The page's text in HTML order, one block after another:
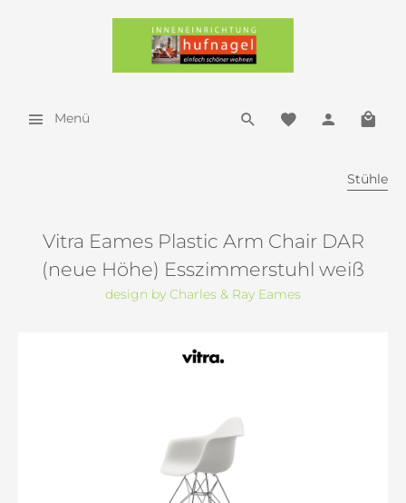
Menü
Stühle
Vitra Eames Plastic Arm Chair DAR
(neue Höhe) Esszimmerstuhl weiß
design by Charles & Ray Eames